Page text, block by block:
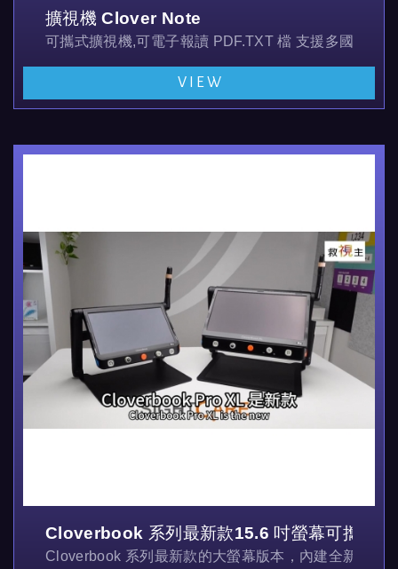
擴視機 Clover Note
可攜式擴視機,可電子報讀 PDF.TXT 檔 支援多國語言,
大螢幕重量輕方便攜帶,可看近,看遠,並可以自拍及整理
並可外接360度環景及書寫鏡頭 , 鏡頭解析度達...
VIEW
Cloverbook 系列最新款15.6 吋螢幕可攜式擴
Cloverbook 系列最新款的大螢幕版本，內建全新的文